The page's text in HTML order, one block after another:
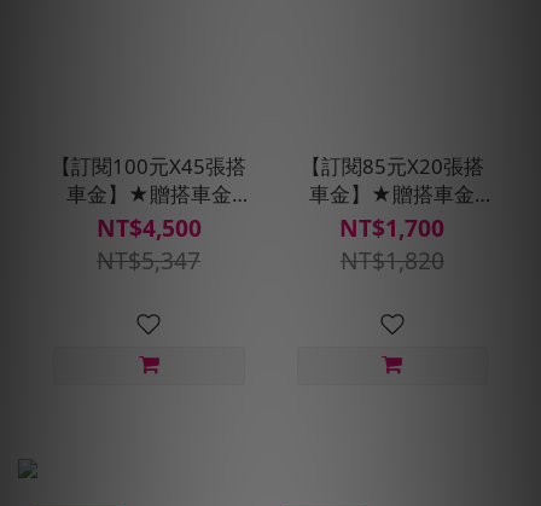
【訂閱100元X45張搭
車金】★贈搭車金
400元(每30天自動扣
款)
NT$4,500
NT$5,347
【訂閱85元X20張搭
車金】★贈搭車金
120元(每30天自動扣
款)
NT$1,700
NT$1,820